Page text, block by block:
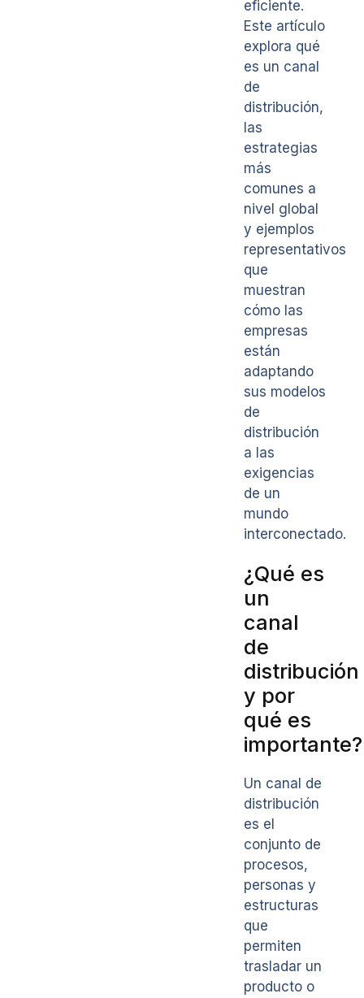
eficiente.
Este artículo
explora qué
es un canal
de
distribución,
las
estrategias
más
comunes a
nivel global
y ejemplos
representativos
que
muestran
cómo las
empresas
están
adaptando
sus modelos
de
distribución
a las
exigencias
de un
mundo
interconectado.
¿Qué es
un
canal
de
distribución
y por
qué es
importante?
Un canal de
distribución
es el
conjunto de
procesos,
personas y
estructuras
que
permiten
trasladar un
producto o